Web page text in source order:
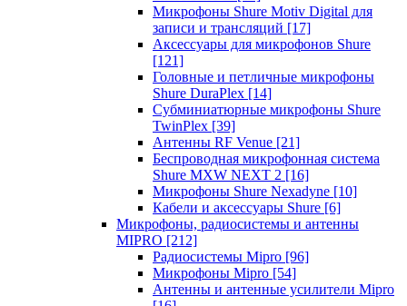
Микрофоны Shure Motiv Digital для
записи и трансляций [17]
Аксессуары для микрофонов Shure
[121]
Головные и петличные микрофоны
Shure DuraPlex [14]
Субминиатюрные микрофоны Shure
TwinPlex [39]
Антенны RF Venue [21]
Беспроводная микрофонная система
Shure MXW NEXT 2 [16]
Микрофоны Shure Nexadyne [10]
Кабели и аксессуары Shure [6]
Микрофоны, радиосистемы и антенны
MIPRO [212]
Радиосистемы Mipro [96]
Микрофоны Mipro [54]
Антенны и антенные усилители Mipro